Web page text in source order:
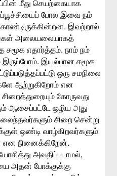
மீது செயற்கையாக
போல இவை நம்
. இவற்றால்
அலையலையாகத்
சமூக எதார்த்தம். நாம் நம்
இருப்போம். இயல்பான சமூக
ஒரு சமநிலை
ஆற்றுகிறோம் என
சிறைத்துறையும் கோருவது
ஆசைப்பட்டே ஒழிய அது
சிறை சென்று
ஒண்டி வாழ்கிறவர்களும்
என நினைக்கிறேன்.
அவதிப்படாமல்,
அதன் போக்குக்கு